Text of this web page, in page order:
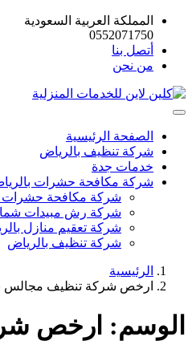
المملكة العربية السعودية
0552071750
أتصل بنا
من نحن
الصفحة الرئيسية
شركة تنظيف بالرياض
خدمات جدة
شركة مكافحة حشرات
شركة مكافحة حشرات
شركة رش مبيدات
شركة تعقيم منازل
شركة تنظيف بالرياض
الرئيسية
ارخص شركة تنظيف مجالس
الوسم: ارخص